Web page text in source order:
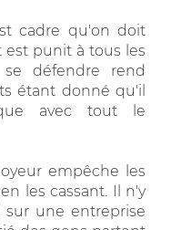
cadre qu'on doit
est punit à tous les
défendre rend
étant donné qu'il
avec tout le
empêche les
les cassant. Il n'y
sur une entreprise